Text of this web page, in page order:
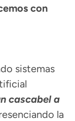
con
sistemas
cascabel a
la